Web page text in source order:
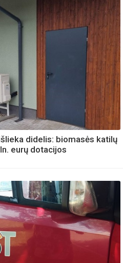
didelis: biomasės katilų
eurų dotacijos